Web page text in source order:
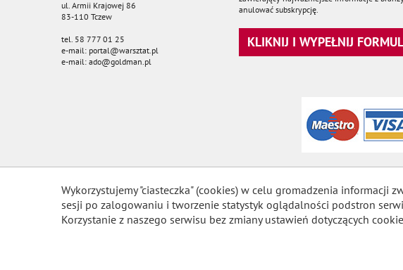
ul. Armii Krajowej 86
83-110 Tczew
tel. 58 777 01 25
e-mail: portal@warsztat.pl
e-mail: ado@goldman.pl
anulować subskrypcję.
KLIKNIJ I WYPEŁNIJ
Wykorzystujemy "ciasteczka" (cookies) w celu gromadzenia informacji
sesji po zalogowaniu i tworzenie statystyk oglądalności podstron
Korzystanie z naszego serwisu bez zmiany ustawień dotyczących